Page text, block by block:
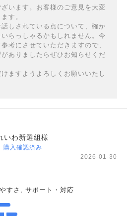
います。お客様のご意見を大変
す。
しされている点について、確か
らっしゃるかもしれません。今
考にさせていただきますので、
ありましたらぜひお知らせくだ
ますようよろしくお願いいたし
いわ新選組様
購入確認済み
2026-01-30
すさ, サポート・対応